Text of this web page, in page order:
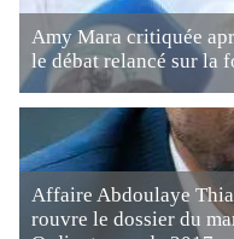
Amy Mara critiquée
le débat relancé sur la
Affaire Abdoulaye
rouvre le dossier du